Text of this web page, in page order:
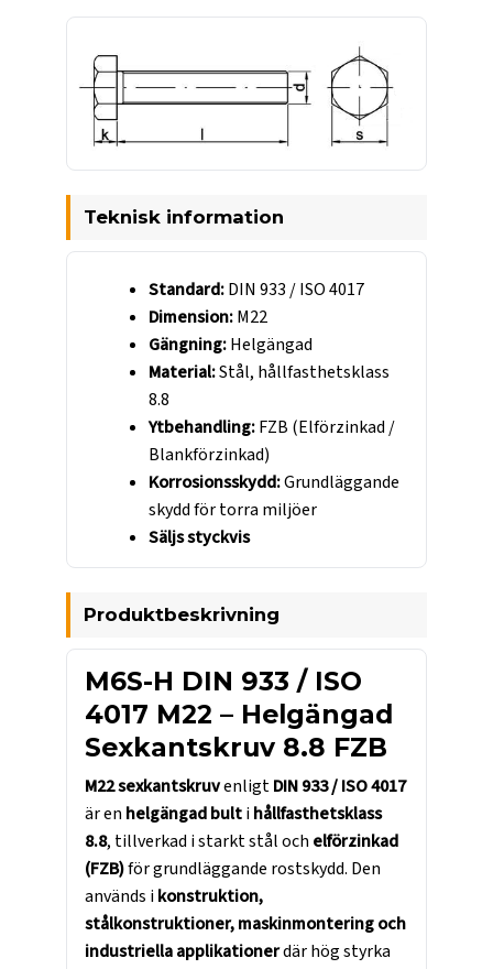
Teknisk information
Standard:DIN 933 / ISO 4017
Dimension:M22
Gängning:Helgängad
Material:Stål, hållfasthetsklass
8.8
Ytbehandling:FZB (Elförzinkad /
Blankförzinkad)
Korrosionsskydd:Grundläggande
skydd för torra miljöer
Säljs styckvis
Produktbeskrivning
M6S-H DIN 933 / ISO
4017 M22 – Helgängad
Sexkantskruv 8.8 FZB
M22 sexkantskruvenligtDIN 933 / ISO 4017
är en helgängad bultihållfasthetsklass
8.8, tillverkad i starkt stål och elförzinkad
(FZB)för grundläggande rostskydd. Den
används ikonstruktion,
stålkonstruktioner, maskinmontering och
industriella applikationerdär hög styrka